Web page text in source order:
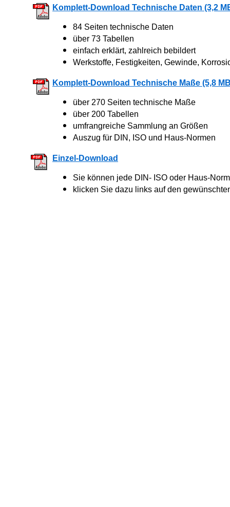
Komplett-Download Technische Daten (3,2
84 Seiten technische Daten
über 73 Tabellen
einfach erklärt, zahlreich bebildert
Werkstoffe, Festigkeiten, Gewinde,
Komplett-Download Technische Maße (5,8
über 270 Seiten technische Maße
über 200 Tabellen
umfrangreiche Sammlung an Größen
Auszug für DIN, ISO und Haus-Normen
Einzel-Download
Sie können jede DIN- ISO oder Haus-
klicken Sie dazu links auf den